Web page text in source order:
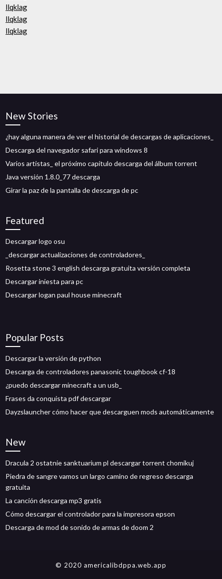
llqklag
llqklag
llqklag
New Stories
¿hay alguna manera de ver el historial de descargas de aplicaciones_
Descarga del navegador safari para windows 8
Varios artistas_ el próximo capítulo descarga del álbum torrent
Java versión 1.8.0_77 descarga
Girar la paz de la pantalla de descarga de pc
Featured
Descargar logo osu
_descargar actualizaciones de controladores_
Rosetta stone 3 english descarga gratuita versión completa
Descargar iniesta para pc
Descargar logan paul house minecraft
Popular Posts
Descargar la versión de python
Descarga de controladores panasonic toughbook cf-18
¿puedo descargar minecraft a un usb_
Frases da conquista pdf descargar
Dayzslauncher cómo hacer que descarguen mods automáticamente
New
Dracula 2 ostatnie sanktuarium pl descargar torrent chomikuj
Piedra de sangre vamos un largo camino de regreso descarga
gratuita
La canción descarga mp3 gratis
Cómo descargar el controlador para la impresora epson
Descarga de mod de sonido de armas de doom 2
© 2020 americalibdppa.web.app